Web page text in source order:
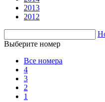
2013
2012
Выберите номер
Все номера
4
3
2
1